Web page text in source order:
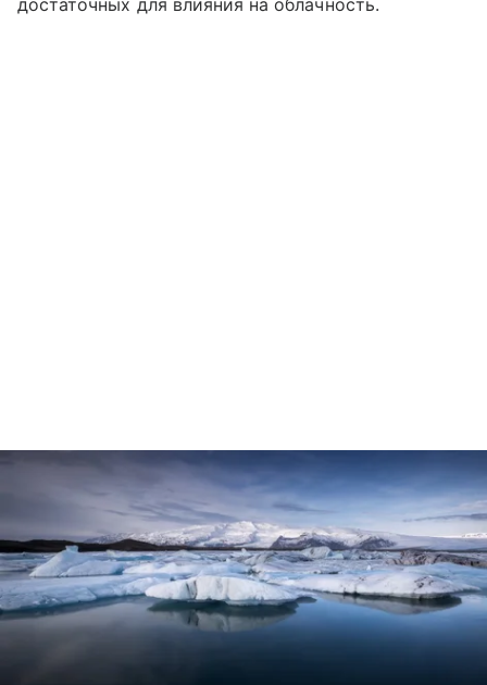
достаточных для влияния на облачность.